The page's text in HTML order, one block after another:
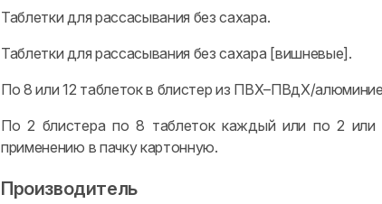
Таблетки для рассасывания без сахара.
Таблетки для рассасывания без сахара [вишневые].
По 8 или 12 таблеток в блистер из ПВХ–ПВдХ/
По 2 блистера по 8 таблеток каждый или по 2
применению в пачку картонную.
Производитель